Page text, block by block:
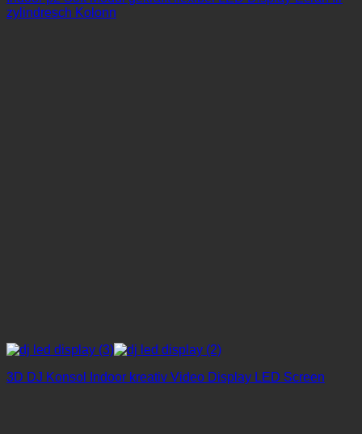
zylindresch Kolonn
3D DJ Konsol Indoor kreativ Video Display LED Screen